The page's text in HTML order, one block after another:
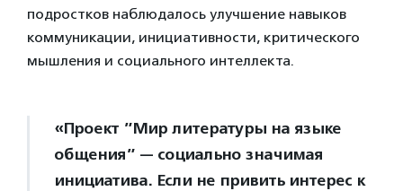
подростков наблюдалось улучшение навыков
коммуникации, инициативности, критического
мышления и социального интеллекта.
«Проект ”Мир литературы на языке
общения” — социально значимая
инициатива. Если не привить интерес к